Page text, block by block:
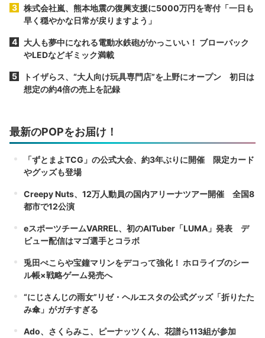
株式会社嵐、熊本地震の復興支援に5000万円を寄付「一日も
早く穏やかな日常が戻りますよう」
大人も夢中になれる電動水鉄砲がかっこいい！ ブローバック
やLEDなどギミック満載
トイザらス、“大人向け玩具専門店”を上野にオープン 初日は
想定の約4倍の売上を記録
最新のPOPをお届け！
「ずとまよTCG」の公式大会、約3年ぶりに開催 限定カード
やグッズも登場
Creepy Nuts、12万人動員の国内アリーナツアー開催 全国8
都市で12公演
eスポーツチームVARREL、初のAITuber「LUMA」発表 デ
ビュー配信はマゴ選手とコラボ
兎田ぺこらや宝鐘マリンをデコって強化！ ホロライブのシー
ル帳×戦略ゲーム発売へ
“にじさんじの雨女”リゼ・ヘルエスタの公式グッズ「折りたた
み傘」がガチすぎる
Ado、さくらみこ、ピーナッツくん、花譜ら113組が参加